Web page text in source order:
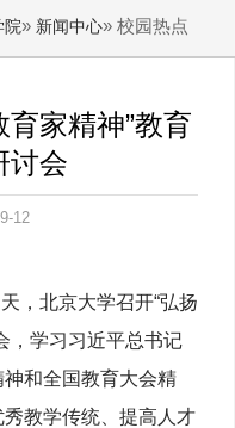
院» 新闻中心» 校园热点
家精神”教育
讨会
12
，北京大学召开“弘扬
，学习习近平总书记
和全国教育大会精
教学传统、提高人才